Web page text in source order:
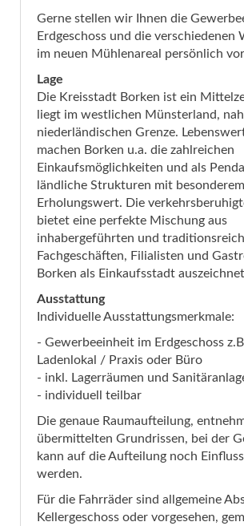
Gerne stellen wir Ihnen die
Erdgeschoss und die verschiedenen
im neuen Mühlenareal persönlich
Lage
Die Kreisstadt Borken ist ein
liegt im westlichen Münsterland,
niederländischen Grenze.
machen Borken u.a. die zahlreichen
Einkaufsmöglichkeiten und als
ländliche Strukturen mit besonderem
Erholungswert. Die
bietet eine perfekte Mischung aus
inhabergeführten und
Fachgeschäften, Filialisten und
Borken als Einkaufsstadt
Ausstattung
Individuelle Ausstattungsmerkmale:
- Gewerbeeinheit im Erdgeschoss
Ladenlokal / Praxis oder Büro
- inkl. Lagerräumen und
- individuell teilbar
Die genaue Raumaufteilung,
übermittelten Grundrissen, bei der
kann auf die Aufteilung noch
werden.
Für die Fahrräder sind allgemeine
Kellergeschoss oder vorgesehen,